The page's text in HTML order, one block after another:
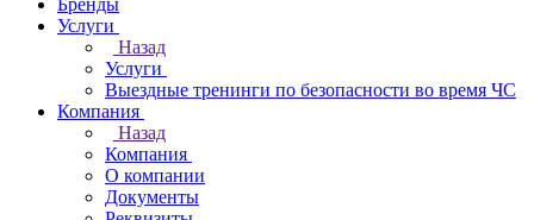
Бренды
Услуги
Назад
Услуги
Выездные тренинги по безопасности во время ЧС
Компания
Назад
Компания
О компании
Документы